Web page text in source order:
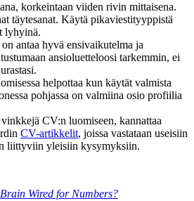
korkeintaan viiden rivin mittaisena.
täytesanat. Käytä pikaviestityyppistä
lyhyinä.
antaa hyvä ensivaikutelma ja
ansioluetteloosi tarkemmin, ei
helpottaa kun käytät valmista
pohjassa on valmiina osio profiilia
CV:n luomiseen, kannattaa
CV-artikkelit, joissa vastataan useisiin
liittyviin yleisiin kysymyksiin.
Wired for Numbers?